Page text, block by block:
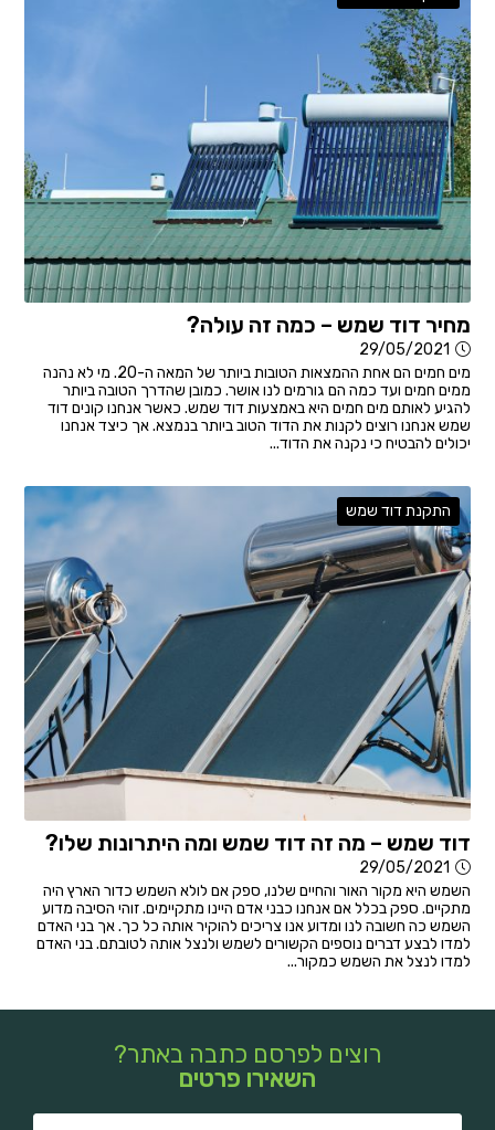
מחיר דוד שמש – כמה זה עולה?
29/05/2021
מים חמים הם אחת ההמצאות הטובות ביותר של המאה ה-20. מי לא נהנה
ממים חמים ועד כמה הם גורמים לנו אושר. כמובן שהדרך הטובה ביותר
להגיע לאותם מים חמים היא באמצעות דוד שמש. כאשר אנחנו קונים דוד
שמש אנחנו רוצים לקנות את הדוד הטוב ביותר בנמצא. אך כיצד אנחנו
יכולים להבטיח כי נקנה את הדוד...
התקנת דוד שמש
דוד שמש – מה זה דוד שמש ומה היתרונות שלו?
29/05/2021
השמש היא מקור האור והחיים שלנו, ספק אם לולא השמש כדור הארץ היה
מתקיים. ספק בכלל אם אנחנו כבני אדם היינו מתקיימים. זוהי הסיבה מדוע
השמש כה חשובה לנו ומדוע אנו צריכים להוקיר אותה כל כך. אך בני האדם
למדו לבצע דברים נוספים הקשורים לשמש ולנצל אותה לטובתם. בני האדם
למדו לנצל את השמש כמקור...
רוצים לפרסם כתבה באתר?
השאירו פרטים